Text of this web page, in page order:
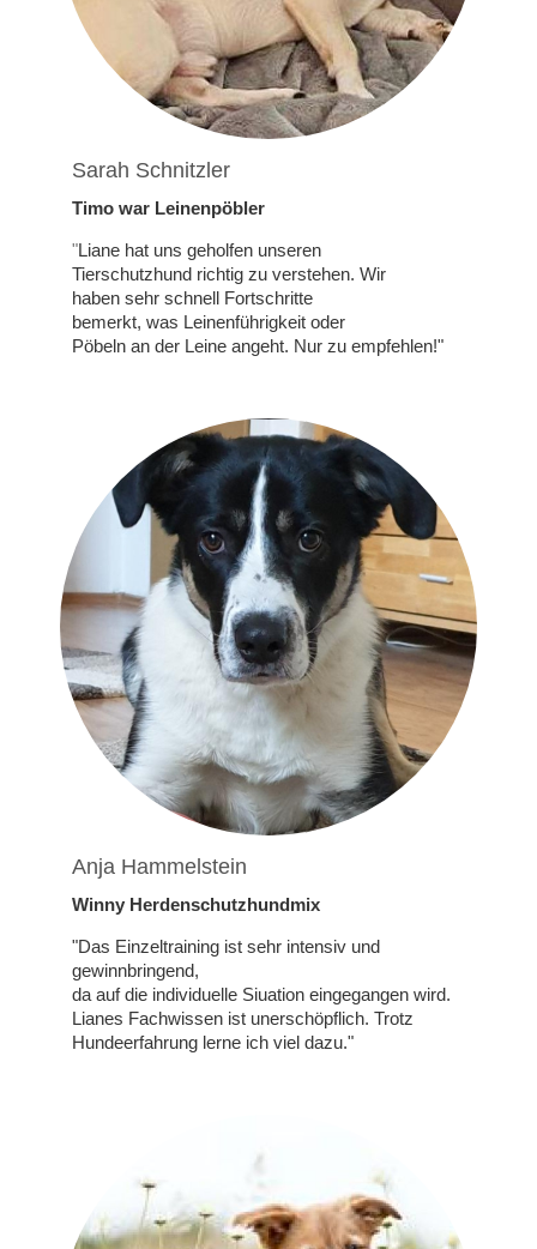
Sarah Schnitzler
Timo war Leinenpöbler
"Liane hat uns geholfen unseren
Tierschutzhund richtig zu verstehen. Wir
haben sehr schnell Fortschritte
bemerkt, was Leinenführigkeit oder
Pöbeln an der Leine angeht. Nur zu empfehlen!"
Anja Hammelstein
Winny Herdenschutzhundmix
"Das Einzeltraining ist sehr intensiv und
gewinnbringend,
da auf die individuelle Siuation eingegangen wird.
Lianes Fachwissen ist unerschöpflich. Trotz
Hundeerfahrung lerne ich viel dazu."